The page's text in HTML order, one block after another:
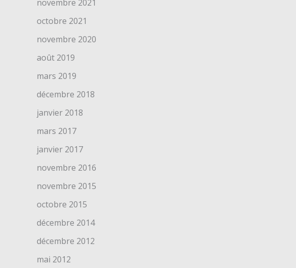
novembre 2021
octobre 2021
novembre 2020
août 2019
mars 2019
décembre 2018
janvier 2018
mars 2017
janvier 2017
novembre 2016
novembre 2015
octobre 2015
décembre 2014
décembre 2012
mai 2012